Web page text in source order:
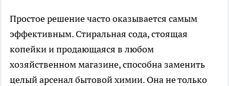
Простое решение часто оказывается самым
эффективным. Стиральная сода, стоящая
копейки и продающаяся в любом
хозяйственном магазине, способна заменить
целый арсенал бытовой химии. Она не только